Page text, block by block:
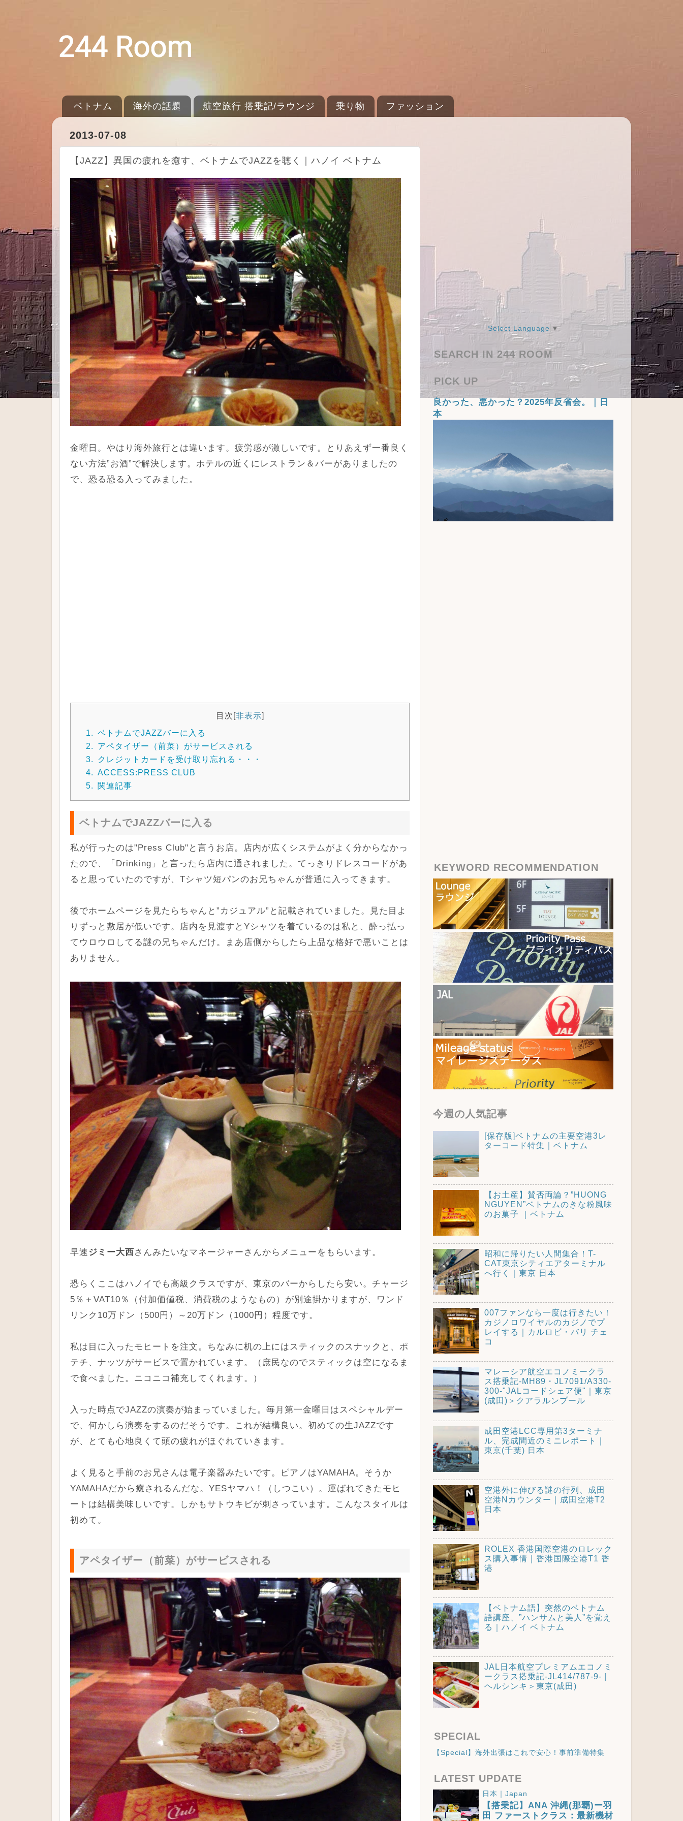
ベトナム 海外の話題 航空旅行 搭乗記/ラウンジ 乗り物 ファッション
2013-07-08
【JAZZ】異国の疲れを癒す、ベトナムでJAZZを聴く｜ハノイ ベトナム
金曜日。やはり海外旅行とは違います。疲労感が激しいです。とりあえず一番良く
ない方法”お酒”で解決します。ホテルの近くにレストラン＆バーがありましたの
で、恐る恐る入ってみました。
目次[非表示]
1. ベトナムでJAZZバーに入る
2.
アペタイザー（前菜）がサービスされる
3.
クレジットカードを受け取り忘れる・・・
4. ACCESS:PRESS CLUB
5. 関連記事
ベトナムでJAZZバーに入る
私が行ったのは"Press Club"と言うお店。店内が広くシステムがよく分からなかっ
たので、「Drinking」と言ったら店内に通されました。てっきりドレスコードがあ
ると思っていたのですが、Tシャツ短パンのお兄ちゃんが普通に入ってきます。
後でホームページを見たらちゃんと”カジュアル”と記載されていました。見た目よ
りずっと敷居が低いです。店内を見渡すとYシャツを着ているのは私と、酔っ払っ
てウロウロしてる謎の兄ちゃんだけ。まあ店側からしたら上品な格好で悪いことは
ありません。
早速ジミー大西さんみたいなマネージャーさんからメニューをもらいます。
恐らくここはハノイでも高級クラスですが、東京のバーからしたら安い。チャージ
5％＋VAT10％（付加価値税、消費税のようなもの）が別途掛かりますが、ワンド
リンク10万ドン（500円）～20万ドン（1000円）程度です。
私は目に入ったモヒートを注文。ちなみに机の上にはスティックのスナックと、ポ
テチ、ナッツがサービスで置かれています。（庶民なのでスティックは空になるま
で食べました。ニコニコ補充してくれます。）
入った時点でJAZZの演奏が始まっていました。毎月第一金曜日はスペシャルデー
で、何かしら演奏をするのだそうです。これが結構良い。初めての生JAZZです
が、とても心地良くて頭の疲れがほぐれていきます。
よく見ると手前のお兄さんは電子楽器みたいです。ピアノはYAMAHA。そうか
YAMAHAだから癒されるんだな。YESヤマハ！（しつこい）。運ばれてきたモヒ
ートは結構美味しいです。しかもサトウキビが刺さっています。こんなスタイルは
初めて。
アペタイザー（前菜）がサービスされる
Select Language ▼
SEARCH IN 244 ROOM
PICK UP
良かった、悪かった？2025年反省会。｜日
本
KEYWORD RECOMMENDATION
今週の人気記事
[保存版]ベトナムの主要空港3レ
ターコード特集｜ベトナム
【お土産】賛否両論？”HUONG
NGUYEN”ベトナムのきな粉風味
のお菓子 ｜ベトナム
昭和に帰りたい人間集合！T-
CAT東京シティエアターミナル
へ行く｜東京 日本
007ファンなら一度は行きたい！
カジノロワイヤルのカジノでプ
レイする｜カルロビ・バリ チェ
コ
マレーシア航空エコノミークラ
ス搭乗記-MH89・JL7091/A330-
300-"JALコードシェア便"｜東京
(成田)＞クアラルンプール
成田空港LCC専用第3ターミナ
ル、完成間近のミニレポート｜
東京(千葉) 日本
空港外に伸びる謎の行列、成田
空港Nカウンター｜成田空港T2
日本
ROLEX 香港国際空港のロレック
ス購入事情｜香港国際空港T1 香
港
【ベトナム語】突然のベトナム
語講座、”ハンサムと美人”を覚え
る｜ハノイ ベトナム
JAL日本航空プレミアムエコノミ
ークラス搭乗記-JL414/787-9- |
ヘルシンキ＞東京(成田)
SPECIAL
【Special】海外出張はこれで安心！事前準備特集
LATEST UPDATE
日本｜Japan
【搭乗記】ANA 沖縄(那覇)ー羽
田 ファーストクラス：最新機材